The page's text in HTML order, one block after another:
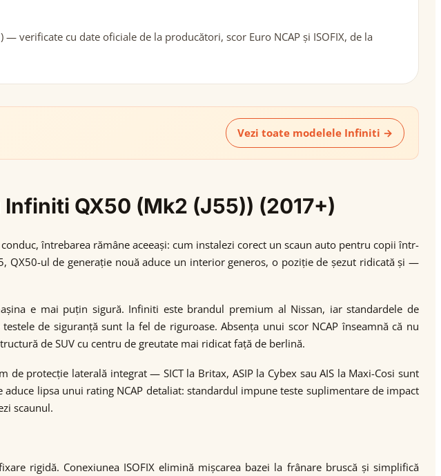
— verificate cu date oficiale de la producători, scor Euro NCAP și ISOFIX, de la
Vezi toate modelele Infiniti →
QX50 (Mk2 (J55)) (2017+)
întrebarea rămâne aceeași: cum instalezi corect un scaun auto pentru copii într-
ul de generație nouă aduce un interior generos, o poziție de șezut ridicată și —
e mai puțin sigură. Infiniti este brandul premium al Nissan, iar standardele de
de siguranță sunt la fel de riguroase. Absența unui scor NCAP înseamnă că nu
de SUV cu centru de greutate mai ridicat față de berlină.
de protecție laterală integrat — SICT la Britax, ASIP la Cybex sau AIS la Maxi-Cosi sunt
lipsa unui rating NCAP detaliat: standardul impune teste suplimentare de impact
scaunul.
rigidă. Conexiunea ISOFIX elimină mișcarea bazei la frânare bruscă și simplifică